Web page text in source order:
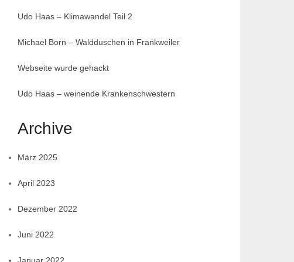
Udo Haas – Klimawandel Teil 2
Michael Born – Waldduschen in Frankweiler
Webseite wurde gehackt
Udo Haas – weinende Krankenschwestern
Archive
März 2025
April 2023
Dezember 2022
Juni 2022